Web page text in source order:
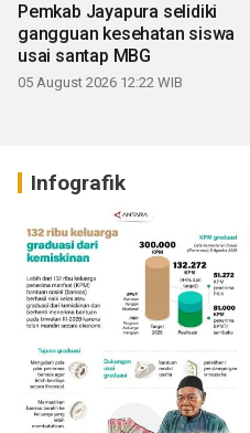
Pemkab Jayapura selidiki
gangguan kesehatan siswa
usai santap MBG
05 August 2026 12:22 WIB
Infografik